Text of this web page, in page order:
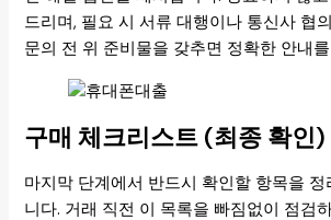
드리며, 필요 시 서류 대행이나 통신사 협
문의 전 위 준비물을 갖추면 정확한 안내
구매 체크리스트 (최종 확인)
마지막 단계에서 반드시 확인할 항목을 정
니다. 거래 직전 이 목록을 빠짐없이 점검